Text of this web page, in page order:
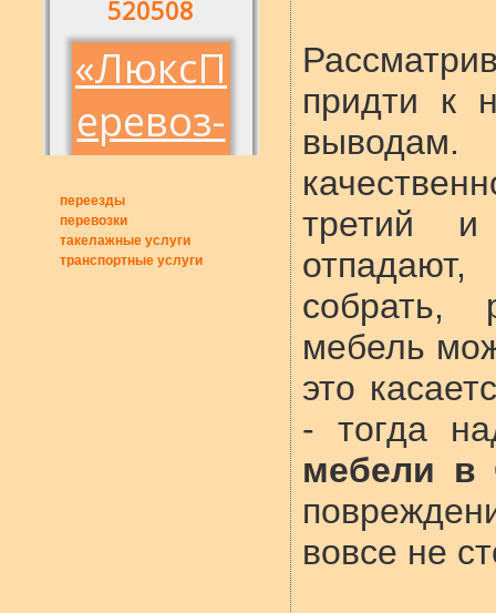
переезды
перевозки
такелажные услуги
транспортные услуги
придти к
выводам.
третий
собрать,
мебель
это
- тогда
мебели в
вовсе не